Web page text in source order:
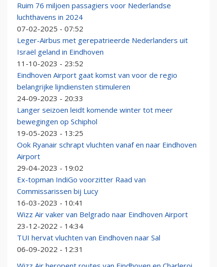
Ruim 76 miljoen passagiers voor Nederlandse
luchthavens in 2024
07-02-2025 - 07:52
Leger-Airbus met gerepatrieerde Nederlanders uit
Israël geland in Eindhoven
11-10-2023 - 23:52
Eindhoven Airport gaat komst van voor de regio
belangrijke lijndiensten stimuleren
24-09-2023 - 20:33
Langer seizoen leidt komende winter tot meer
bewegingen op Schiphol
19-05-2023 - 13:25
Ook Ryanair schrapt vluchten vanaf en naar Eindhoven
Airport
29-04-2023 - 19:02
Ex-topman IndiGo voorzitter Raad van
Commissarissen bij Lucy
16-03-2023 - 10:41
Wizz Air vaker van Belgrado naar Eindhoven Airport
23-12-2022 - 14:34
TUI hervat vluchten van Eindhoven naar Sal
06-09-2022 - 12:31